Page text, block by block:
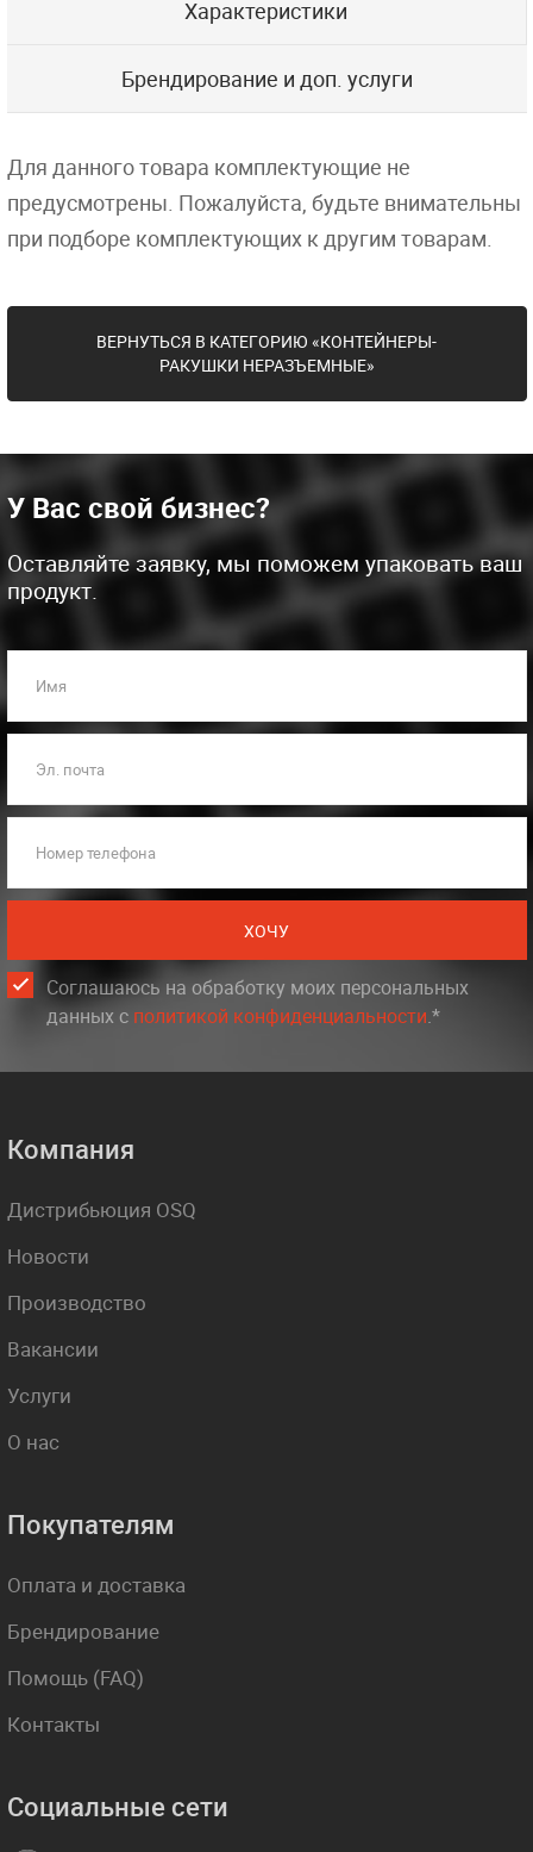
Характеристики
Брендирование и доп. услуги
Для данного товара комплектующие не
предусмотрены. Пожалуйста, будьте внимательны
при подборе комплектующих к другим товарам.
ВЕРНУТЬСЯ В КАТЕГОРИЮ «КОНТЕЙНЕРЫ-
РАКУШКИ НЕРАЗЪЕМНЫЕ»
У Вас свой бизнес?
Оставляйте заявку, мы поможем упаковать ваш
продукт.
Имя
Эл. почта
Номер телефона
ХОЧУ
Соглашаюсь на обработку моих персональных
данных c политикой конфиденциальности.*
Компания
Дистрибьюция OSQ
Новости
Производство
Вакансии
Услуги
О нас
Покупателям
Оплата и доставка
Брендирование
Помощь (FAQ)
Контакты
Социальные сети